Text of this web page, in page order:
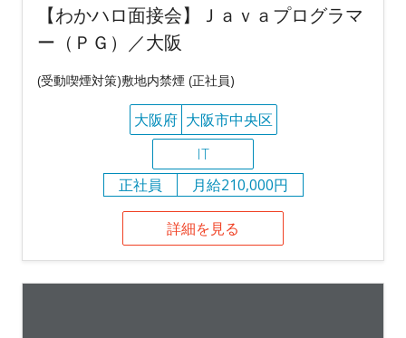
【わかハロ面接会】Ｊａｖａプログラマ
ー（ＰＧ）／大阪
(受動喫煙対策)敷地内禁煙 (正社員)
大阪府 大阪市中央区
IT
正社員
月給210,000円
詳細を見る